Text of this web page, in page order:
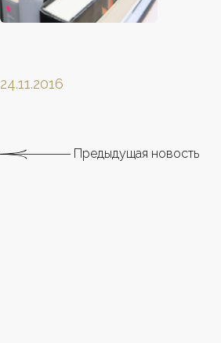
24.11.2016
Предыдущая новость